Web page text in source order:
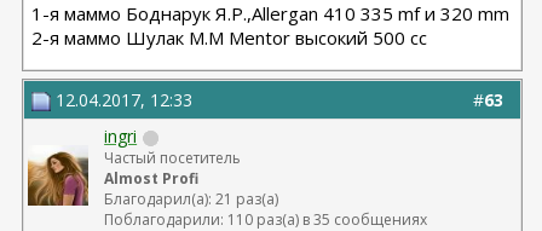
1-я маммо Боднарук Я.Р.,Allergan 410 335 mf и 320 mm
2-я маммо Шулак М.М Mentor высокий 500 сс
#63
12.04.2017, 12:33
ingri
Частый посетитель
Almost Profi
Благодарил(а): 21 раз(а)
Поблагодарили: 110 раз(а) в 35 сообщениях